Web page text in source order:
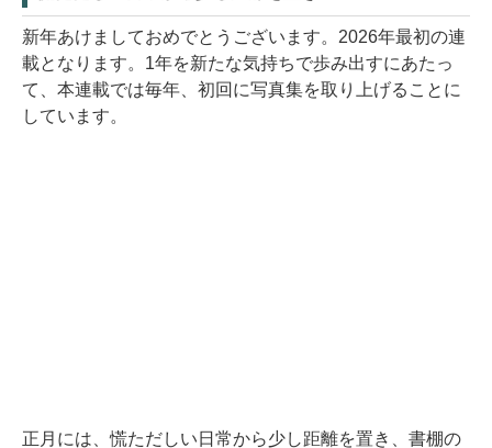
新年あけましておめでとうございます。2026年最初の連
載となります。1年を新たな気持ちで歩み出すにあたっ
て、本連載では毎年、初回に写真集を取り上げることに
しています。
正月には、慌ただしい日常から少し距離を置き、書棚の